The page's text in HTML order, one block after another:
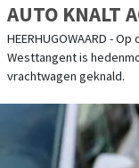
AUTO KNALT
HEERHUGOWAARD -
Westtangent is
vrachtwagen geknald.